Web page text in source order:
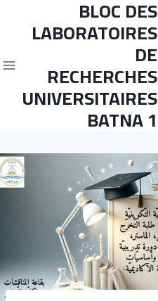
BLOC DES
LABORATOIRES
DE
RECHERCHES
UNIVERSITAIRES
BATNA 1